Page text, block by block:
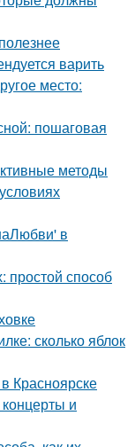
варить
место:
пошаговая
методы
в
простой способ
сколько яблок
Красноярске
и